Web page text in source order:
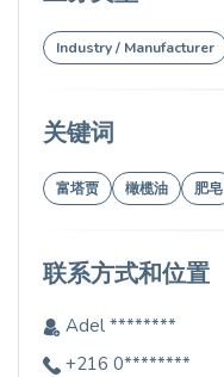
Industry / Manufacturer
关键词
富塔贾 橄榄油 肥皂
联系方式和位置
Adel ********
+216 0********